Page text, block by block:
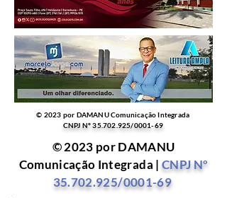
© 2023 por DAMANU Comunicação Integrada
CNPJ Nº35.702.925/0001-69
© 2023 por DAMANU
Comunicação Integrada | CNPJ Nº
35.702.925/0001-69